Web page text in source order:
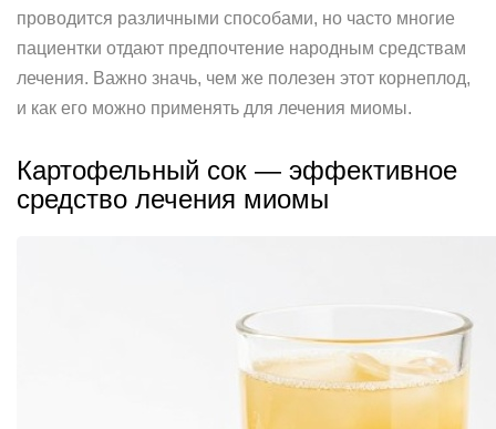
проводится различными способами, но часто многие
пациентки отдают предпочтение народным средствам
лечения. Важно значь, чем же полезен этот корнеплод,
и как его можно применять для лечения миомы.
Картофельный сок — эффективное
средство лечения миомы